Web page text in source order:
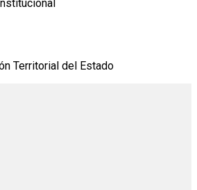
Territorial del Estado